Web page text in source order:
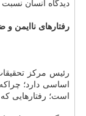
دیدگاه انسان نسبت
رفتارهای ناایمن
رئیس مركز
اساسی دارد؛ چراكه
است؛ رفتارهایی